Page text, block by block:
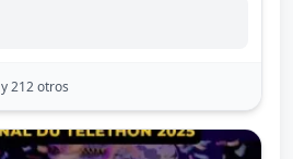
y 212 otros